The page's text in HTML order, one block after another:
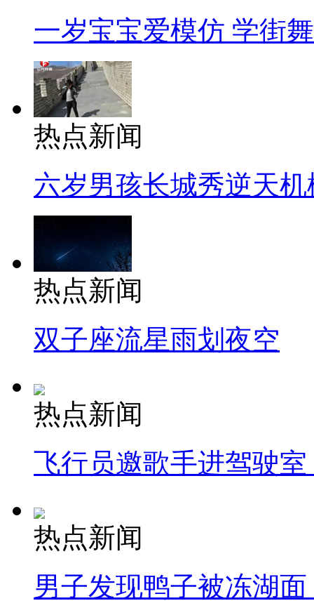
一岁宝宝爱模仿 学街
热点新闻
六岁男孩长城秀逆天机
热点新闻
双子座流星雨划夜空
热点新闻
飞行员邀歌手进驾驶
热点新闻
男子发现鸭子被冻湖